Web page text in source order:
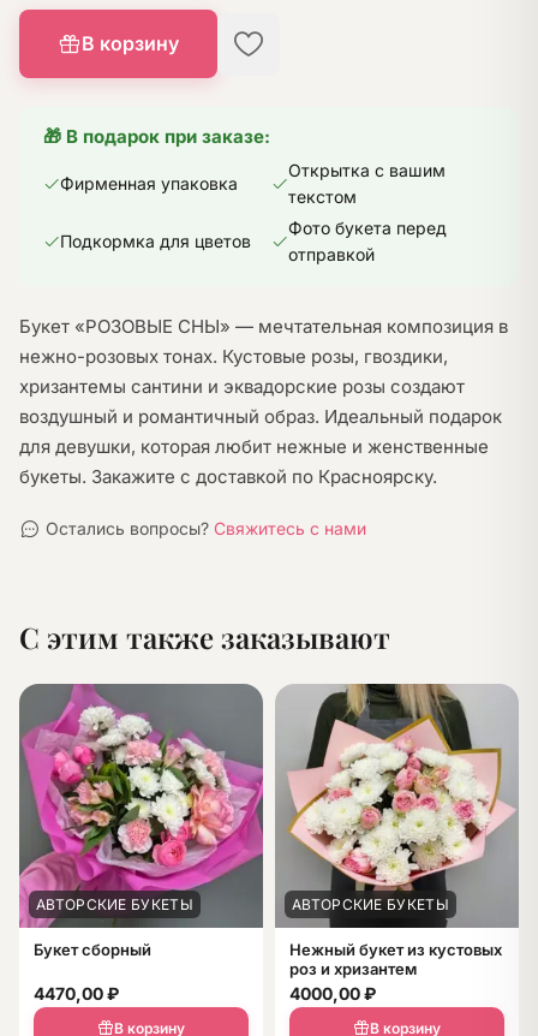
В корзину
🎁 В подарок при заказе:
Фирменная упаковка
Открытка с вашим
текстом
Подкормка для цветов
Фото букета перед
отправкой
Букет «РОЗОВЫЕ СНЫ» — мечтательная композиция в
нежно-розовых тонах. Кустовые розы, гвоздики,
хризантемы сантини и эквадорские розы создают
воздушный и романтичный образ. Идеальный подарок
для девушки, которая любит нежные и женственные
букеты. Закажите с доставкой по Красноярску.
Остались вопросы? Свяжитесь с нами
С этим также заказывают
АВТОРСКИЕ БУКЕТЫ
Букет сборный
4470,00₽
В корзину
АВТОРСКИЕ БУКЕТЫ
Нежный букет из кустовых
роз и хризантем
4000,00₽
В корзину